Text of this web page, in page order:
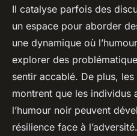
Il catalyse parfois des
un espace pour aborder
une dynamique où
explorer des
sentir accablé. De plus,
montrent que les individus
l’humour noir peuvent
résilience face à l’adversité.